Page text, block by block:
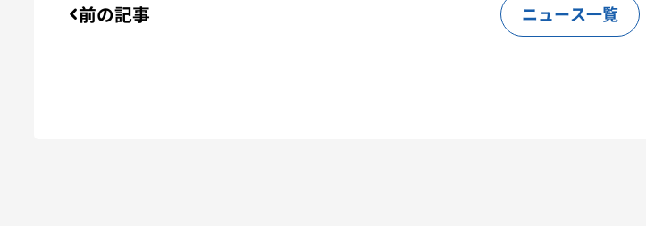
ニュース一覧
前の記事